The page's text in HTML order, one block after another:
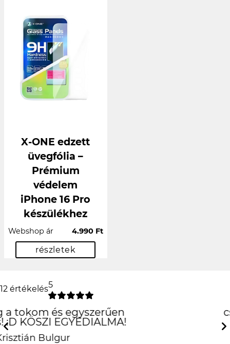
X-ONE edzett
üvegfólia –
Prémium
védelem
iPhone 16 Pro
készülékhez
Webshop ár 4.990 Ft
részletek
12 értékelés5
csúcs lett
köszi!
Viktor Kovács
Previous